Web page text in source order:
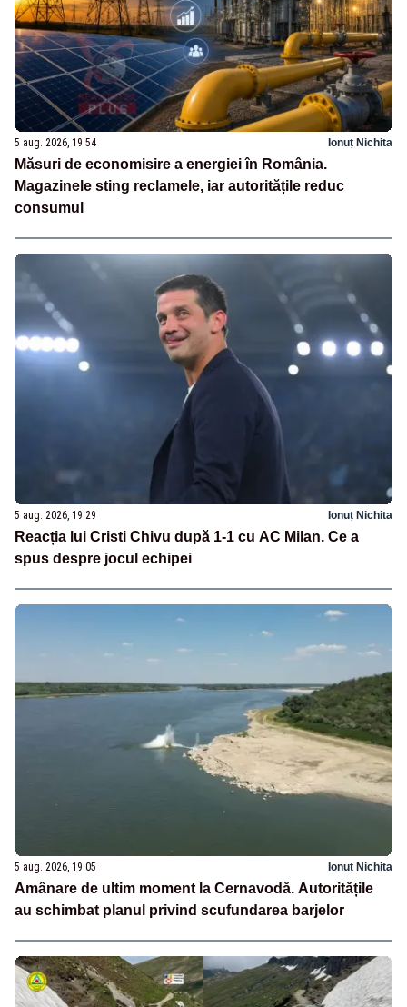
5 aug. 2026, 19:54 Ionuț Nichita
Măsuri de economisire a energiei în România.
Magazinele sting reclamele, iar autoritățile reduc
consumul
5 aug. 2026, 19:29 Ionuț Nichita
Reacția lui Cristi Chivu după 1-1 cu AC Milan. Ce a
spus despre jocul echipei
5 aug. 2026, 19:05 Ionuț Nichita
Amânare de ultim moment la Cernavodă. Autoritățile
au schimbat planul privind scufundarea barjelor